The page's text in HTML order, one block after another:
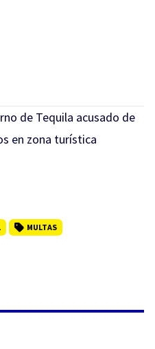
de Tequila acusado de
en zona turística
MULTAS